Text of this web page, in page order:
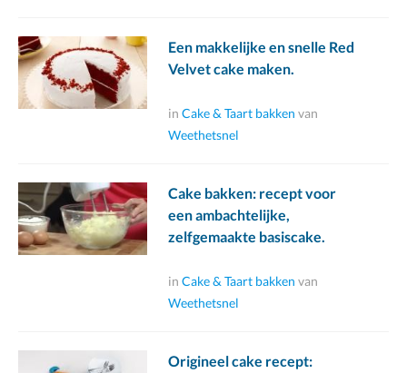
Een makkelijke en snelle Red
Velvet cake maken.
in Cake & Taart bakken van
Weethetsnel
Cake bakken: recept voor
een ambachtelijke,
zelfgemaakte basiscake.
in Cake & Taart bakken van
Weethetsnel
Origineel cake recept: